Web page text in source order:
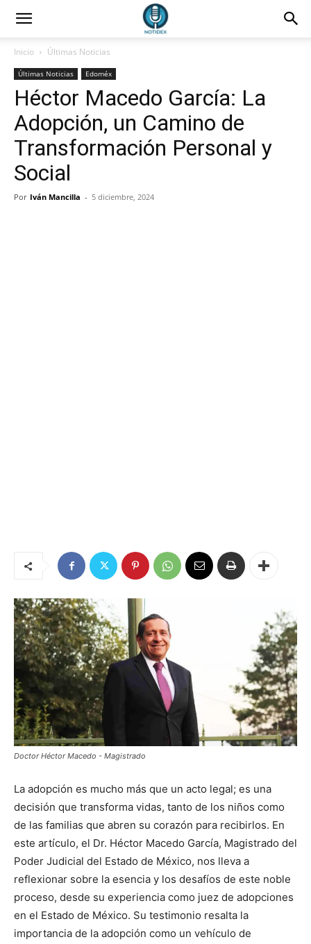
Inicio Últimas Noticias
Últimas Noticias Edoméx
Héctor Macedo García: La
Adopción, un Camino de
Transformación Personal y
Social
Por Iván Mancilla - 5 diciembre, 2024
Doctor Héctor Macedo - Magistrado
La adopción es mucho más que un acto legal; es una
decisión que transforma vidas, tanto de los niños como
de las familias que abren su corazón para recibirlos. En
este artículo, el Dr. Héctor Macedo García, Magistrado del
Poder Judicial del Estado de México, nos lleva a
reflexionar sobre la esencia y los desafíos de este noble
proceso, desde su experiencia como juez de adopciones
en el Estado de México. Su testimonio resalta la
importancia de la adopción como un vehículo de